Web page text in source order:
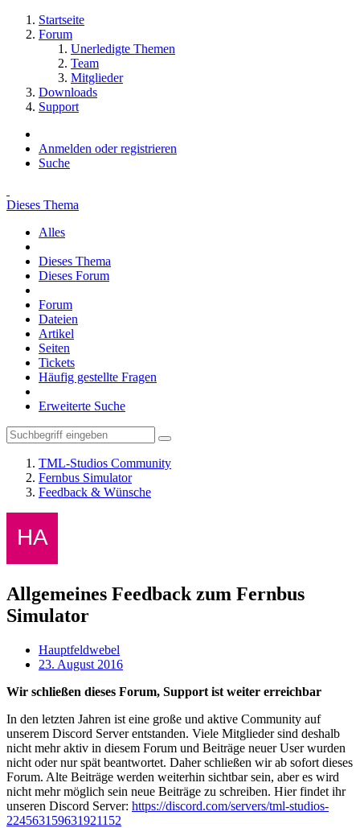
Startseite
Forum
Unerledigte Themen
Team
Mitglieder
Downloads
Support
Anmelden oder registrieren
Suche
Dieses Thema
Alles
Dieses Thema
Dieses Forum
Forum
Dateien
Artikel
Seiten
Tickets
Häufig gestellte Fragen
Erweiterte Suche
TML-Studios Community
Fernbus Simulator
Feedback & Wünsche
Allgemeines Feedback zum Fernbus
Simulator
Hauptfeldwebel
23. August 2016
Wir schließen dieses Forum, Support ist weiter erreichbar
In den letzten Jahren ist eine große und aktive Community auf
unserem Discord Server entstanden. Viele Mitglieder sind deshalb
nicht mehr aktiv in diesem Forum und Beiträge neuer User wurden
nicht oder nur spät beantwortet. Daher schließen wir ab sofort dieses
Forum. Alte Beiträge werden weiterhin sichtbar sein, aber es wird
nicht mehr möglich sein neue Beiträge zu schreiben. Hier findet ihr
unseren Discord Server: https://discord.com/servers/tml-studios-
224563159631921152